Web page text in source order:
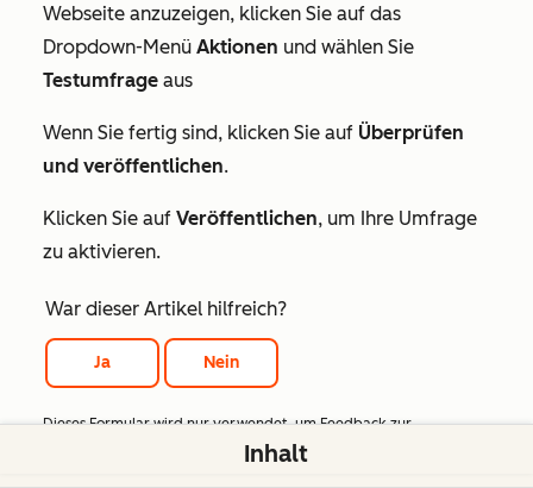
Webseite anzuzeigen, klicken Sie auf das
Dropdown-Menü Aktionen und wählen Sie
Testumfrage aus
Wenn Sie fertig sind, klicken Sie auf Überprüfen
und veröffentlichen.
Klicken Sie auf Veröffentlichen, um Ihre Umfrage
zu aktivieren.
War dieser Artikel hilfreich?
Ja Nein
Dieses Formular wird nur verwendet, um Feedback zur
Dokumentation zu sammeln. Erfahren Sie,
Inhalt